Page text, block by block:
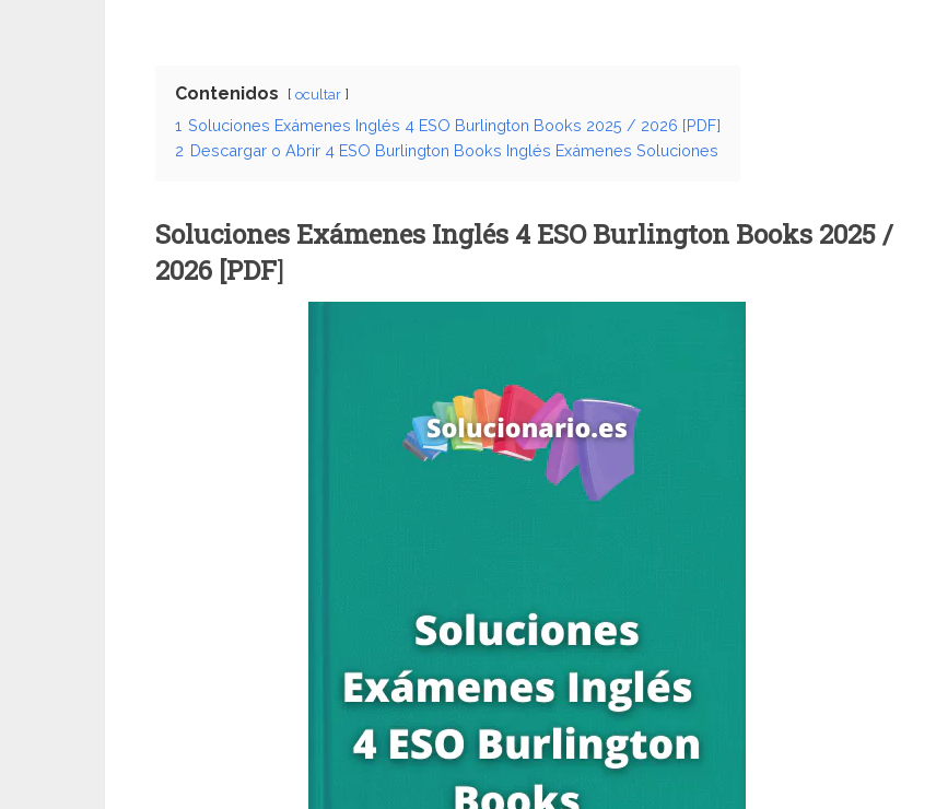
Contenidos ocultar
1 Soluciones Exámenes Inglés 4 ESO Burlington Books 2025 / 2026 [PDF]
2 Descargar o Abrir 4 ESO Burlington Books Inglés Exámenes Soluciones
Soluciones Exámenes Inglés 4 ESO Burlington Books 2025 /
2026 [PDF]